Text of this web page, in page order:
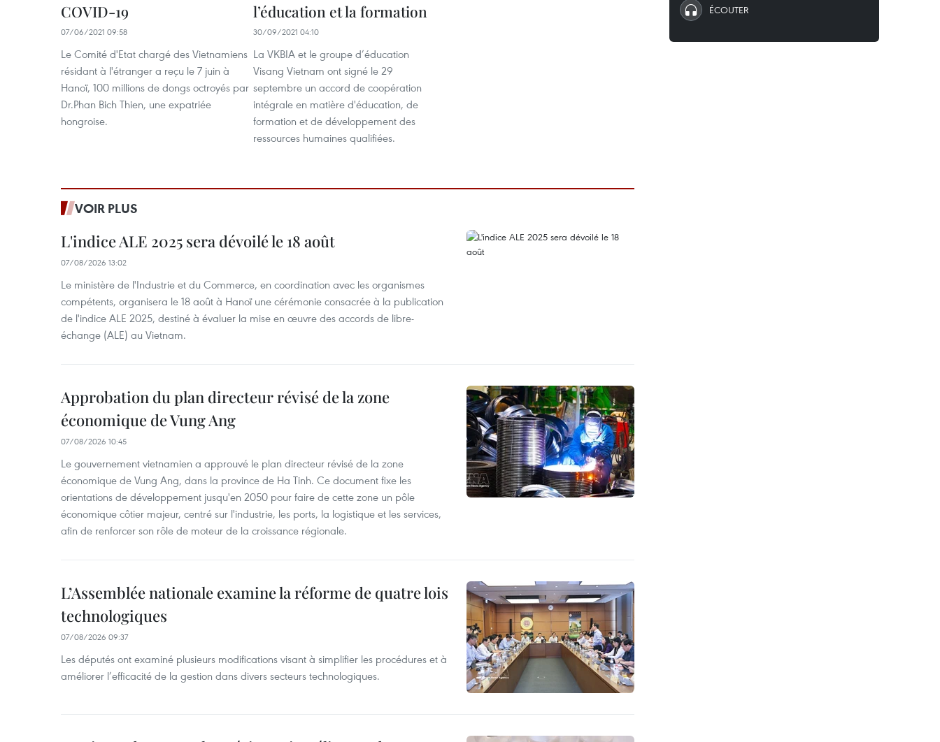
COVID-19
07/06/2021 09:58
Le Comité d'Etat chargé des Vietnamiens
résidant à l'étranger a reçu le 7 juin à
Hanoï, 100 millions de dongs octroyés par
Dr.Phan Bich Thien, une expatriée
hongroise.
l’éducation et la formation
30/09/2021 04:10
La VKBIA et le groupe d’éducation
Visang Vietnam ont signé le 29
septembre un accord de coopération
intégrale en matière d'éducation, de
formation et de développement des
ressources humaines qualifiées.
VOIR PLUS
L'indice ALE 2025 sera dévoilé le 18 août
07/08/2026 13:02
Le ministère de l'Industrie et du Commerce, en coordination avec les organismes
compétents, organisera le 18 août à Hanoï une cérémonie consacrée à la publication
de l'indice ALE 2025, destiné à évaluer la mise en œuvre des accords de libre-
échange (ALE) au Vietnam.
Approbation du plan directeur révisé de la zone
économique de Vung Ang
07/08/2026 10:45
Le gouvernement vietnamien a approuvé le plan directeur révisé de la zone
économique de Vung Ang, dans la province de Ha Tinh. Ce document fixe les
orientations de développement jusqu'en 2050 pour faire de cette zone un pôle
économique côtier majeur, centré sur l'industrie, les ports, la logistique et les services,
afin de renforcer son rôle de moteur de la croissance régionale.
L’Assemblée nationale examine la réforme de quatre lois
technologiques
07/08/2026 09:37
Les députés ont examiné plusieurs modifications visant à simplifier les procédures et à
améliorer l’efficacité de la gestion dans divers secteurs technologiques.
ÉCOUTER